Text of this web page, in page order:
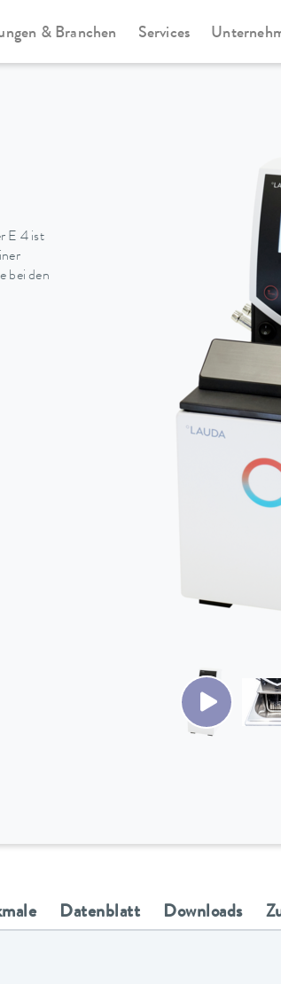
& Branchen Services
E 4 ist
bei den
Datenblatt Downloads